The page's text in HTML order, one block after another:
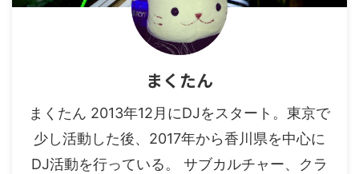
まくたん
まくたん 2013年12月にDJをスタート。東京で
少し活動した後、2017年から香川県を中心に
DJ活動を行っている。 サブカルチャー、クラ